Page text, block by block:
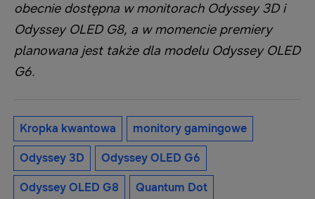
obecnie dostępna w monitorach Odyssey 3D i
Odyssey OLED G8, a w momencie premiery
planowana jest także dla modelu Odyssey OLED
G6.
Kropka kwantowa monitory gamingowe
Odyssey 3D Odyssey OLED G6
Odyssey OLED G8 Quantum Dot